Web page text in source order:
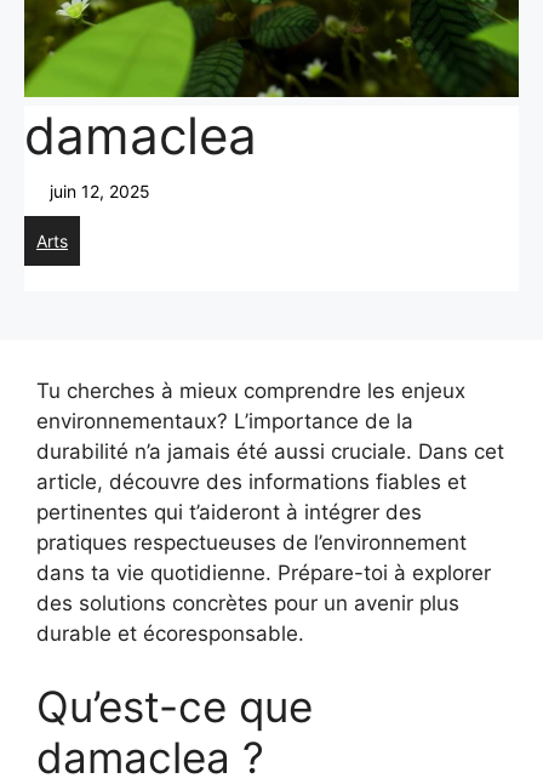
damaclea
juin 12, 2025
Arts
Tu cherches à mieux comprendre les enjeux
environnementaux? L’importance de la
durabilité n’a jamais été aussi cruciale. Dans cet
article, découvre des informations fiables et
pertinentes qui t’aideront à intégrer des
pratiques respectueuses de l’environnement
dans ta vie quotidienne. Prépare-toi à explorer
des solutions concrètes pour un avenir plus
durable et écoresponsable.
Qu’est-ce que
damaclea ?